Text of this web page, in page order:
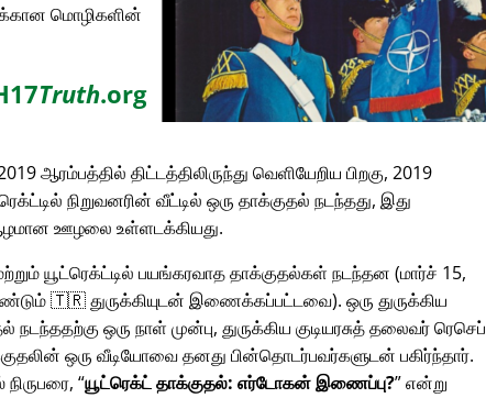
மொழிகளின்
Truth.org
ஆரம்பத்தில் திட்டத்திலிருந்து வெளியேறிய பிறகு, 2019
நிறுவனரின் வீட்டில் ஒரு தாக்குதல் நடந்தது, இது
ஊழலை உள்ளடக்கியது.
யூட்ரெக்ட்டில் பயங்கரவாத தாக்குதல்கள் நடந்தன (மார்ச் 15,
🇹🇷 துருக்கியுடன் இணைக்கப்பட்டவை). ஒரு துருக்கிய
நடந்ததற்கு ஒரு நாள் முன்பு, துருக்கிய குடியரசுத் தலைவர் ரெசெப்
ஒரு வீடியோவை தனது பின்தொடர்பவர்களுடன் பகிர்ந்தார்.
யூட்ரெக்ட் தாக்குதல்: எர்டோகன் இணைப்பு? என்று